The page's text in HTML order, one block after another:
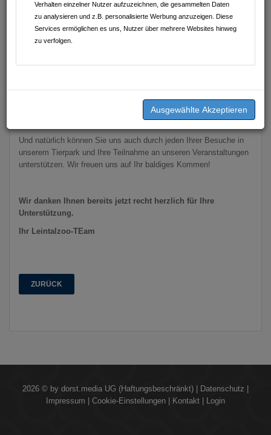
Verhalten einzelner Nutzer aufzuzeichnen, die gesammelten Daten
zu analysieren und z.B. personalisierte Werbung anzuzeigen. Diese
Services ermöglichen es uns, Nutzer über mehrere Websites hinweg
zu verfolgen.
Förderverein für den Leintalzoo e. V. Kreissparkasse Heilbronn
IBAN: DE 25 6205 0000 0011 7683 00 Swift-BIC: HEISDE66XX
oder direkt über Paypal:
unterstützen? Dann schauen Sie doch einmal direkt auf unserer
Wunschliste Amazon
Und natürlich können Sie uns auch durch jeden Ihrer Besuche in
unserem Tierpark und Ihre Teilnahme an unseren Veranstaltungen
unterstützen. Wir freuen uns auf Ihr baldiges Kommen!
Wir danken Ihnen bereits jetzt recht herzlich für Ihre
Unterstützung.
Ihr Leintalzoo-TEam
ZURÜCK
2026 © by dorst.media UG (Haftungsbeschränkt) Datenschutz
Impressum
Cookie-Einstellungen Kontakt Login